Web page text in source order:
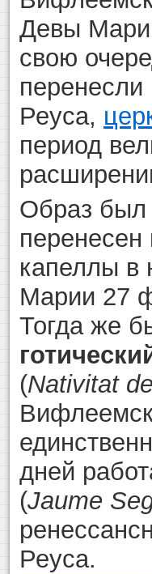
Девы
свою
перенесли
Реуса,
период
Образ был
капеллы в
Марии 27
Тогда же
(Nativitat
дней
(Jaume
Реуса.